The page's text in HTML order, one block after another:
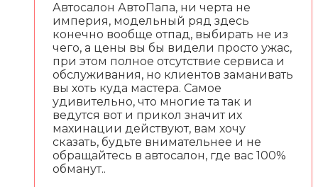
Автосалон АвтоПапа, ни черта не
империя, модельный ряд здесь
конечно вообще отпад, выбирать не из
чего, а цены вы бы видели просто ужас,
при этом полное отсутствие сервиса и
обслуживания, но клиентов заманивать
вы хоть куда мастера. Самое
удивительно, что многие та так и
ведутся вот и прикол значит их
махинации действуют, вам хочу
сказать, будьте внимательнее и не
обращайтесь в автосалон, где вас 100%
обманут..